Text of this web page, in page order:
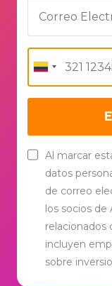
Al marcar
datos
de correo
los socios
relacionados
incluyen
sobre